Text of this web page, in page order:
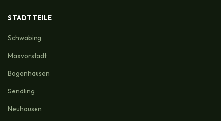
STADTTEILE
Schwabing
Maxvorstadt
Bogenhausen
Sendling
Neuhausen